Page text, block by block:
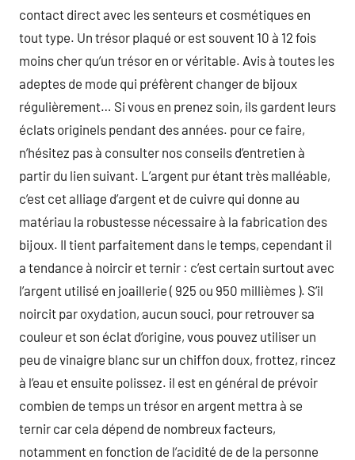
contact direct avec les senteurs et cosmétiques en
tout type. Un trésor plaqué or est souvent 10 à 12 fois
moins cher qu’un trésor en or véritable. Avis à toutes les
adeptes de mode qui préfèrent changer de bijoux
régulièrement… Si vous en prenez soin, ils gardent leurs
éclats originels pendant des années. pour ce faire,
n’hésitez pas à consulter nos conseils d’entretien à
partir du lien suivant. L’argent pur étant très malléable,
c’est cet alliage d’argent et de cuivre qui donne au
matériau la robustesse nécessaire à la fabrication des
bijoux. Il tient parfaitement dans le temps, cependant il
a tendance à noircir et ternir : c’est certain surtout avec
l’argent utilisé en joaillerie ( 925 ou 950 millièmes ). S’il
noircit par oxydation, aucun souci, pour retrouver sa
couleur et son éclat d’origine, vous pouvez utiliser un
peu de vinaigre blanc sur un chiffon doux, frottez, rincez
à l’eau et ensuite polissez. il est en général de prévoir
combien de temps un trésor en argent mettra à se
ternir car cela dépend de nombreux facteurs,
notamment en fonction de l’acidité de de la personne